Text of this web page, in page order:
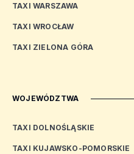
TAXI WARSZAWA
TAXI WROCŁAW
TAXI ZIELONA GÓRA
WOJEWÓDZTWA
TAXI DOLNOŚLĄSKIE
TAXI KUJAWSKO-POMORSKIE